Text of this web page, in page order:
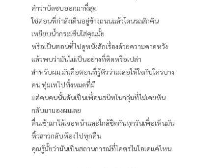
คำว่าบัดซบออกมาที่สุด
ใช่ตอนที่กำลังเดินอยู่ข้างถนนแล้วโดนรถสักคัน
เหยียบน้ำกระเซ็นใส่คุณมั้ย
หรือเป็นตอนที่ไปดูหนังสักเรื่องด้วยความคาดหวัง
แล้วพบว่ามันไม่เป็นอย่างที่คิดหรือเปล่า
สำหรับผม มันคือตอนที่รู้ตัวว่าเผลอให้ใจกับใครบาง
คน ทุ่มเทไปทั้งหมดที่มี
แต่คนคนนั้นดันเป็นเพื่อนสนิทในกลุ่มที่ไม่เคยหัน
กลับมามองผมเลย
ตื่นเช้ามาได้เจอหน้าและใกล้ชิดกันทุกวันเพื่อเห็นมัน
หิ้วสาวกลับห้องไปทุกคืน
คุณรู้มั้ยว่ามันเป็นสถานการณ์ที่โคตรไม่โอเคแค่ไหน